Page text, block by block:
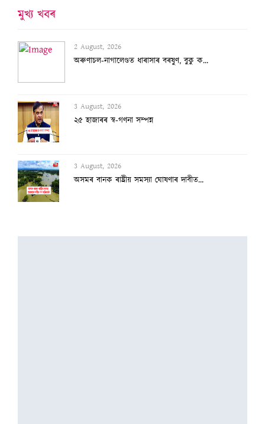
মুখ্য খবৰ
2 August, 2026
অৰুণাচল-নাগালেণ্ডত ধাৰাসাৰ বৰষুণ, বুকু ক...
3 August, 2026
২৫ হাজাৰৰ স্ব-গণনা সম্পন্ন
3 August, 2026
অসমৰ বানক ৰাষ্ট্ৰীয় সমস্যা ঘোষণাৰ দাবীত...
বানাক্ৰান্তক ১০ লাখ টকাকৈ নিদিলে মুখ্যমন...